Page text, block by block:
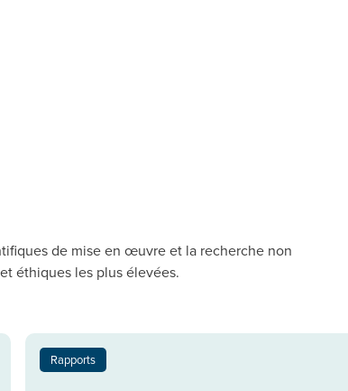
de mise en œuvre et la recherche non
éthiques les plus élevées.
Rapports